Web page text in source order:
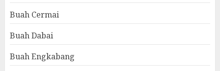
Buah Cermai
Buah Dabai
Buah Engkabang